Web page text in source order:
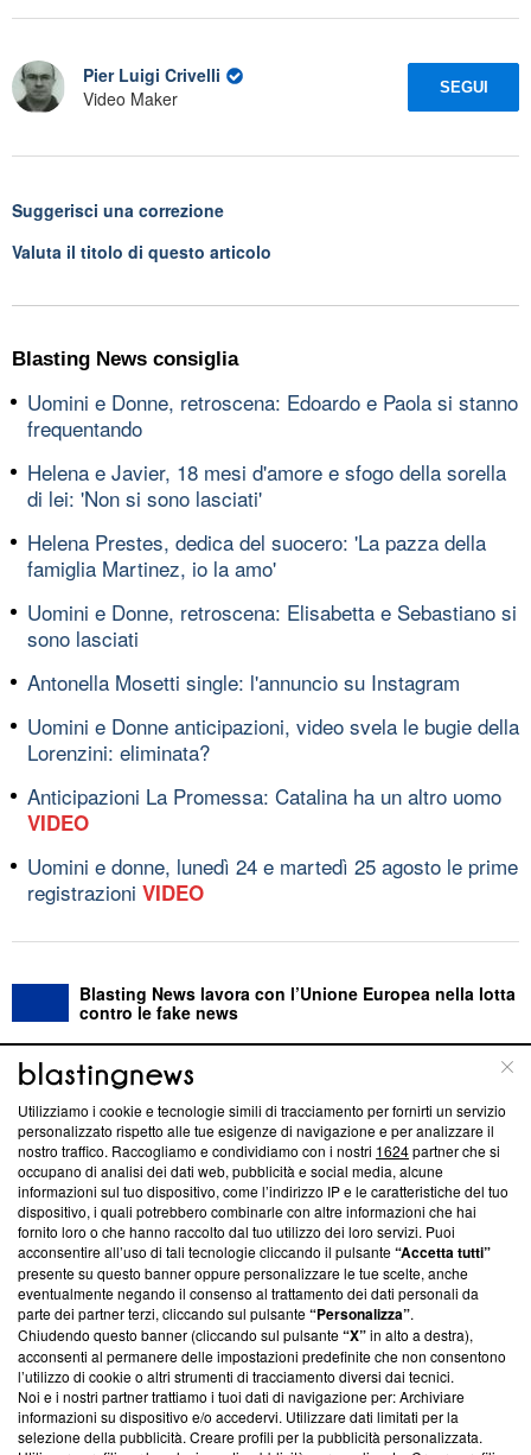
Pier Luigi Crivelli
Video Maker
SEGUI
Suggerisci una correzione
Valuta il titolo di questo articolo
Blasting News consiglia
Uomini e Donne, retroscena: Edoardo e Paola si stanno
frequentando
Helena e Javier, 18 mesi d'amore e sfogo della sorella
di lei: 'Non si sono lasciati'
Helena Prestes, dedica del suocero: 'La pazza della
famiglia Martinez, io la amo'
Uomini e Donne, retroscena: Elisabetta e Sebastiano si
sono lasciati
Antonella Mosetti single: l'annuncio su Instagram
Uomini e Donne anticipazioni, video svela le bugie della
Lorenzini: eliminata?
Anticipazioni La Promessa: Catalina ha un altro uomo
VIDEO
Uomini e donne, lunedì 24 e martedì 25 agosto le prime
registrazioni VIDEO
Blasting News lavora con l’Unione Europea nella lotta
contro le fake news
ABOUT LINEA EDITORIALE
Questa sezione offre informazioni trasparenti su Blasting
News, sui nostri processi editoriali e su come ci impegniamo a
creare news di qualità. Inoltre, afferma la nostra aderenza a
‘Trust Project - News with Integrity’Blasting News non è
ancora membro del programma, ma ha richiesto di farne
parte; Trust Project non ha ancora effettuato una verifica di
conformità agli standard.
Su di noi
Team editoriale
Corporate
Utilizziamo i cookie e tecnologie simili di tracciamento per fornirti un servizio
personalizzato rispetto alle tue esigenze di navigazione e per analizzare il
nostro traffico. Raccogliamo e condividiamo con i nostri 1624partner che si
occupano di analisi dei dati web, pubblicità e social media, alcune
informazioni sul tuo dispositivo, come l’indirizzo IP e le caratteristiche del tuo
dispositivo, i quali potrebbero combinarle con altre informazioni che hai
fornito loro o che hanno raccolto dal tuo utilizzo dei loro servizi. Puoi
acconsentire all’uso di tali tecnologie cliccando il pulsante“Accetta tutti”
presente su questo banner oppure personalizzare le tue scelte, anche
eventualmente negando il consenso al trattamento dei dati personali da
parte dei partner terzi, cliccando sul pulsante“Personalizza”.
Chiudendo questo banner (cliccando sul pulsante“X”in alto a destra),
acconsenti al permanere delle impostazioni predefinite che non consentono
l’utilizzo di cookie o altri strumenti di tracciamento diversi dai tecnici.
Noi e i nostri partner trattiamo i tuoi dati di navigazione per: Archiviare
informazioni su dispositivo e/o accedervi. Utilizzare dati limitati per la
selezione della pubblicità. Creare profili per la pubblicità personalizzata.